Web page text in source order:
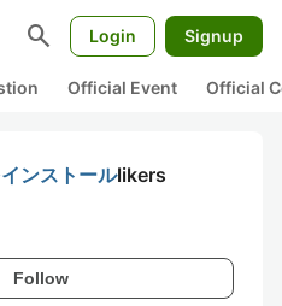
search Login Signup
Official Event Official
ンストールlikers
Follow